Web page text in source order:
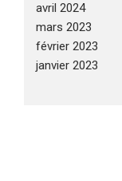
avril 2024
mars 2023
février 2023
janvier 2023